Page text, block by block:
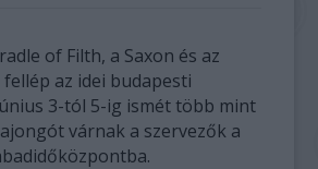
of Filth, a Saxon és az
fellép az idei budapesti
3-tól 5-ig ismét több mint
várnak a szervezők a